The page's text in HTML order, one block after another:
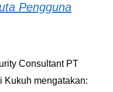
Pengguna
Consultant PT
Kukuh mengatakan: